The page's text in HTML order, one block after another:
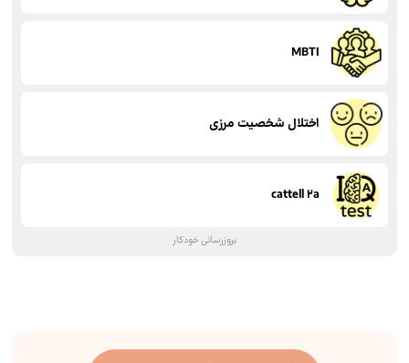
MBTI
اختلال شخصیت مرزی
cattell 2a
بروزرسانی خودکار